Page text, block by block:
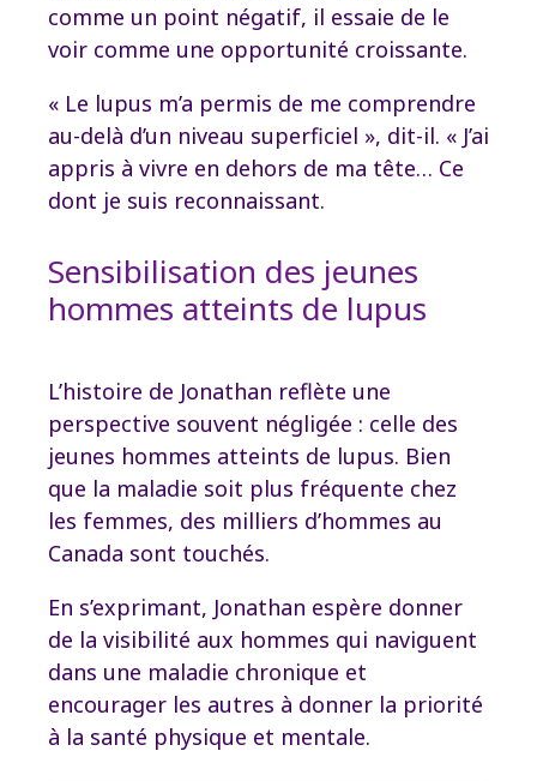
comme un point négatif, il essaie de le
voir comme une opportunité croissante.
« Le lupus m’a permis de me comprendre
au-delà d’un niveau superficiel », dit-il. « J’ai
appris à vivre en dehors de ma tête… Ce
dont je suis reconnaissant.
Sensibilisation des jeunes
hommes atteints de lupus
L’histoire de Jonathan reflète une
perspective souvent négligée : celle des
jeunes hommes atteints de lupus. Bien
que la maladie soit plus fréquente chez
les femmes, des milliers d’hommes au
Canada sont touchés.
En s’exprimant, Jonathan espère donner
de la visibilité aux hommes qui naviguent
dans une maladie chronique et
encourager les autres à donner la priorité
à la santé physique et mentale.